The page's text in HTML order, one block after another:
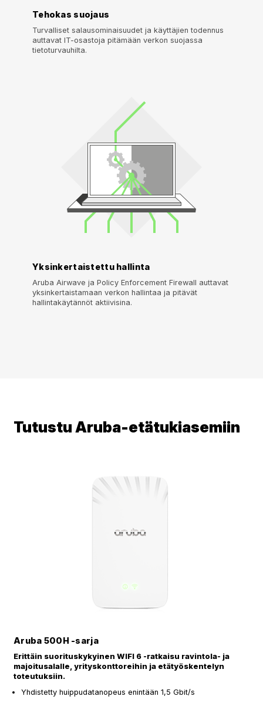
Tehokas suojaus
Turvalliset salausominaisuudet ja käyttäjien todennus
auttavat IT-osastoja pitämään verkon suojassa
tietoturvauhilta.
Yksinkertaistettu hallinta
Aruba Airwave ja Policy Enforcement Firewall auttavat
yksinkertaistamaan verkon hallintaa ja pitävät
hallintakäytännöt aktiivisina.
Tutustu Aruba-etätukiasemiin
Aruba 500H -sarja
Erittäin suorituskykyinen WIFI 6 -ratkaisu ravintola- ja
majoitusalalle, yrityskonttoreihin ja etätyöskentelyn
toteutuksiin.
Yhdistetty huippudatanopeus enintään 1,5 Gbit/s